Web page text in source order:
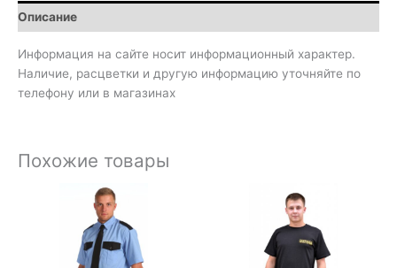
Описание
Информация на сайте носит информационный характер.
Наличие, расцветки и другую информацию уточняйте по
телефону или в магазинах
Похожие товары
цен:
800₽
–
1
100₽